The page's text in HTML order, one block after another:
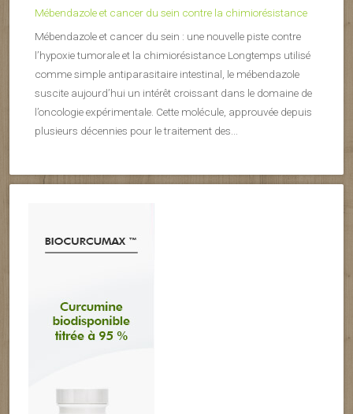
Mébendazole et cancer du sein contre la chimiorésistance
Mébendazole et cancer du sein : une nouvelle piste contre
l’hypoxie tumorale et la chimiorésistance Longtemps utilisé
comme simple antiparasitaire intestinal, le mébendazole
suscite aujourd’hui un intérêt croissant dans le domaine de
l’oncologie expérimentale. Cette molécule, approuvée depuis
plusieurs décennies pour le traitement des...